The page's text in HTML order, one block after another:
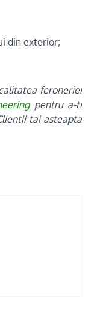
din exterior;
feroneriei
pentru a-ti
tai asteapta